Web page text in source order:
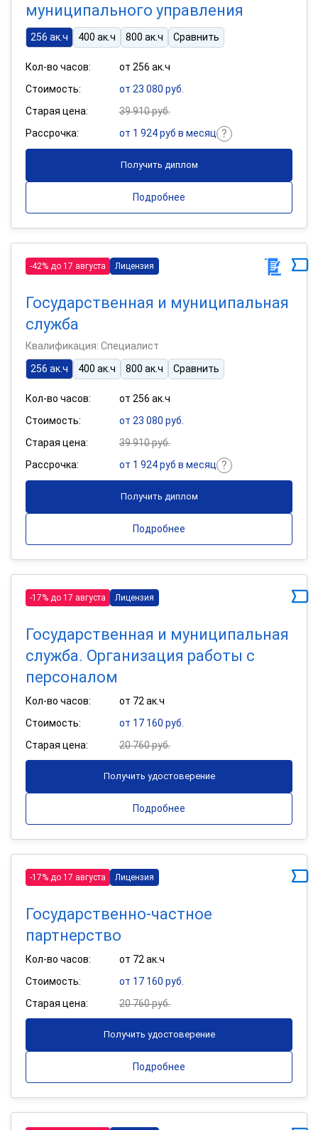
муниципального управления
256 ак.ч 400 ак.ч 800 ак.ч Сравнить
Кол-во часов:
от 256 ак.ч
Стоимость:
от 23 080 руб.
Старая цена:
39 910 руб.
Рассрочка:
от 1 924 руб в месяц
Получить диплом
Подробнее
-42% до 17 августа Лицензия
Государственная и муниципальная
служба
Квалификация: Специалист
256 ак.ч
400 ак.ч 800 ак.ч Сравнить
Кол-во часов:
от 256 ак.ч
Стоимость:
от 23 080 руб.
Старая цена:
39 910 руб.
Рассрочка:
от 1 924 руб в месяц
Получить диплом
Подробнее
-17% до 17 августа Лицензия
Государственная и муниципальная
служба. Организация работы с
персоналом
Кол-во часов:
от 72 ак.ч
Стоимость:
от 17 160 руб.
Старая цена:
20 760 руб.
Получить удостоверение
Подробнее
-17% до 17 августа Лицензия
Государственно-частное
партнерство
Кол-во часов:
от 72 ак.ч
Стоимость:
от 17 160 руб.
Старая цена:
20 760 руб.
Получить удостоверение
Подробнее